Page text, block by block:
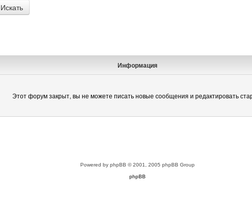
Искать
Информация
Этот форум закрыт, вы не можете писать новые сообщения и редактировать
Powered by phpBB © 2001, 2005 phpBB Group
phpBB